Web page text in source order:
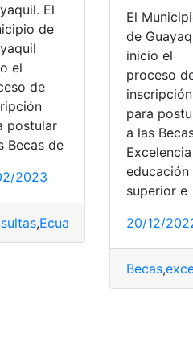
El
de
el
de
postular
Becas de
2023
,Ecuador Guayaquil,
El
de
inicio el
proceso
inscripción
para
a las
educación
superior e
20/12/
Becas,